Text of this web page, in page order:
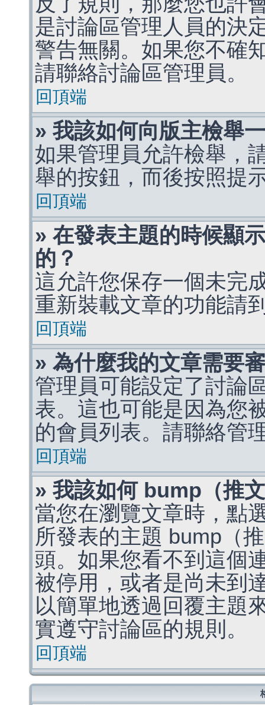
是討論區管理人員的決
警告無關。如果您不確
請聯絡討論區管理員。
回頂端
» 我該如何向版主檢舉
如果管理員允許檢舉，
舉的按鈕，而後按照提
回頂端
» 在發表主題的時候顯
的？
這允許您保存一個未完
重新裝載文章的功能請
回頂端
» 為什麼我的文章需要
管理員可能設定了討論
表。這也可能是因為您
的會員列表。請聯絡管
回頂端
» 我該如何 bump（推
當您在瀏覽文章時，點
所發表的主題 bump（
頭。如果您看不到這個
被停用，或者是尚未到
以簡單地透過回覆主題
實遵守討論區的規則。
回頂端